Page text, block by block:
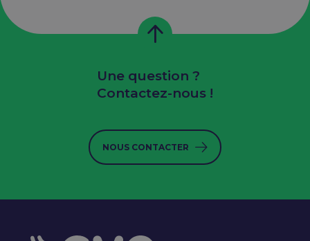
Une question ?
Contactez-nous !
NOUS CONTACTER